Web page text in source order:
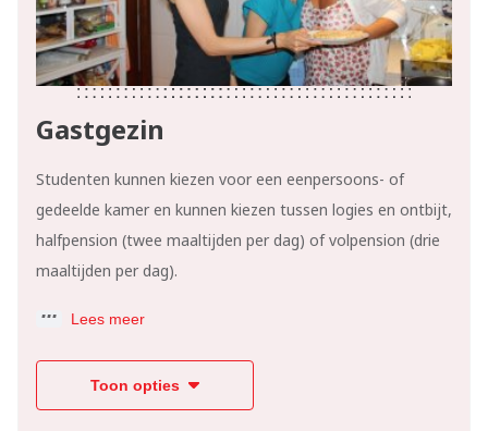
Gastgezin
Studenten kunnen kiezen voor een eenpersoons- of
gedeelde kamer en kunnen kiezen tussen logies en ontbijt,
halfpension (twee maaltijden per dag) of volpension (drie
maaltijden per dag).
Lees meer
Toon opties